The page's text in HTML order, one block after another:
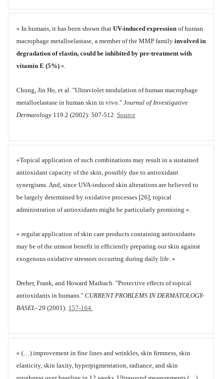
« In humans, it has been shown that UV-induced expression of human
macrophage metalloelastase, a member of the MMP family involved in
degradation of elastin, could be inhibited by pre-treatment with
vitamin E (5%) ».
Chung, Jin Ho, et al. "Ultraviolet modulation of human macrophage
metalloelastase in human skin in vivo." Journal of Investigative
Dermatology 119.2 (2002): 507-512. Source
«Topical application of such combinations may result in a sustained
antioxidant capacity of the skin, possibly due to antioxidant
synergisms. And, since UVA-induced skin alterations are believed to
be largely determined by oxidative processes [26], topical
administration of antioxidants might be particularly promising ».
« regular application of skin care products containing antioxidants
may be of the utmost benefit in efficiently preparing our skin against
exogenous oxidative stressors occurring during daily life. »
Dreher, Frank, and Howard Maibach. "Protective effects of topical
antioxidants in humans." CURRENT PROBLEMS IN DERMATOLOGY-
BASEL- 29 (2001): 157-164.
« (…) improvement in fine lines and wrinkles, skin firmness, skin
elasticity, skin laxity, hyperpigmentation, radiance, and skin